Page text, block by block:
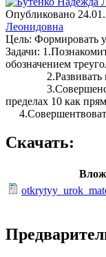
Опубликовано
Леонидовна
Цель: Формировать
Задачи:
обозначением
2.Развивать
пределах 10 как
Скачать: